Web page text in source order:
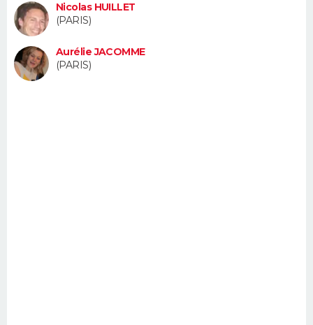
Nicolas HUILLET
(PARIS)
Aurélie JACOMME
(PARIS)